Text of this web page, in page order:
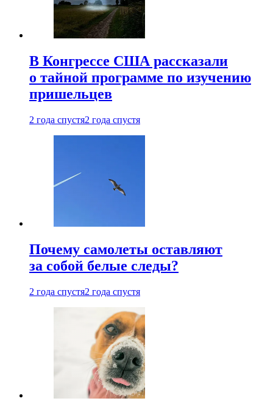
В Конгрессе США рассказали
о тайной программе по изучению
пришельцев
2 года спустя2 года спустя
Почему самолеты оставляют
за собой белые следы?
2 года спустя2 года спустя